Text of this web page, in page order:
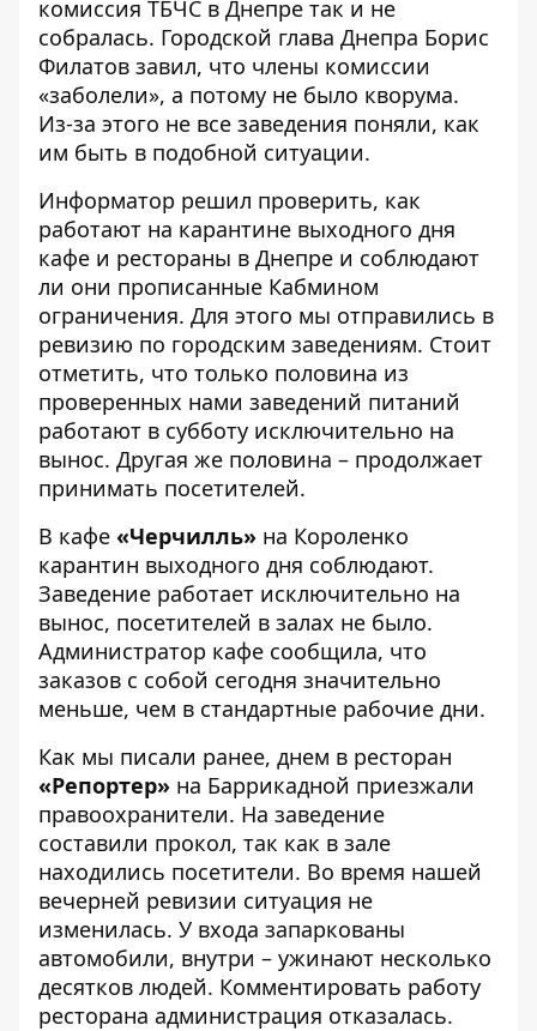
комиссия ТБЧС в Днепре так и не
собралась. Городской глава Днепра Борис
Филатов завил, что члены комиссии
«заболели», а потому не было кворума.
Из-за этого не все заведения поняли, как
им быть в подобной ситуации.
Информатор решил проверить, как
работают на карантине выходного дня
кафе и рестораны в Днепре и соблюдают
ли они прописанные Кабмином
ограничения. Для этого мы отправились в
ревизию по городским заведениям. Стоит
отметить, что только половина из
проверенных нами заведений питаний
работают в субботу исключительно на
вынос. Другая же половина – продолжает
принимать посетителей.
В кафе «Черчилль» на Короленко
карантин выходного дня соблюдают.
Заведение работает исключительно на
вынос, посетителей в залах не было.
Администратор кафе сообщила, что
заказов с собой сегодня значительно
меньше, чем в стандартные рабочие дни.
Как мы писали ранее, днем в ресторан
«Репортер» на Баррикадной приезжали
правоохранители. На заведение
составили прокол, так как в зале
находились посетители. Во время нашей
вечерней ревизии ситуация не
изменилась. У входа запаркованы
автомобили, внутри – ужинают несколько
десятков людей. Комментировать работу
ресторана администрация отказалась.